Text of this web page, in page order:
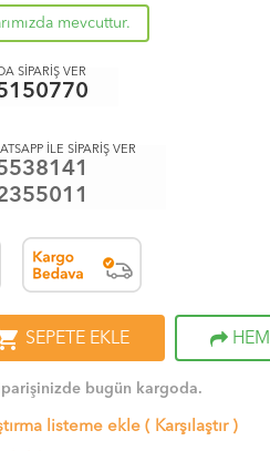
mevcuttur.
SİPARİŞ VER
İLE SİPARİŞ VER
SEPETE EKLE
bugün kargoda.
listeme ekle ( Karşılaştır)